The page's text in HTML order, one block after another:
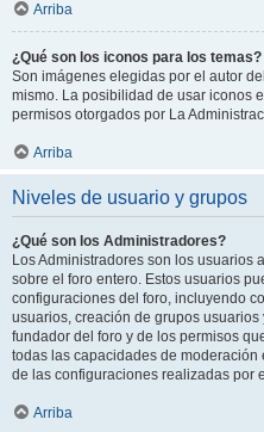
Arriba
¿Qué son los iconos para los temas?
Son imágenes elegidas por el autor
mismo. La posibilidad de usar iconos
permisos otorgados por La
Arriba
Niveles de usuario y grupos
¿Qué son los Administradores?
Los Administradores son los usuarios
sobre el foro entero. Estos usuarios
configuraciones del foro, incluyendo
usuarios, creación de grupos usuarios
fundador del foro y de los permisos
todas las capacidades de
de las configuraciones realizadas por
Arriba